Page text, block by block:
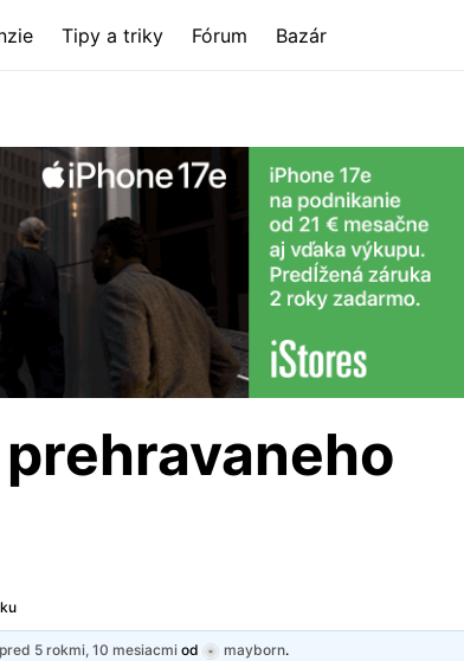
Tipy a triky Fórum Bazár
pred 5 rokmi, 10 mesiacmi od mayborn.